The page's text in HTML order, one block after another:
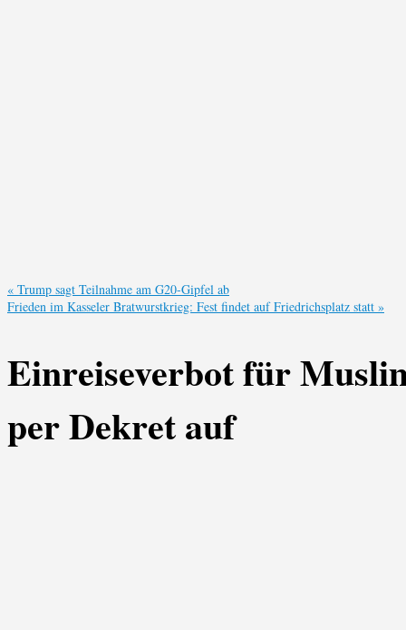
« Trump sagt Teilnahme am G20-Gipfel ab
Frieden im Kasseler Bratwurstkrieg: Fest findet auf Friedrichsplatz statt »
Einreiseverbot für
per Dekret auf